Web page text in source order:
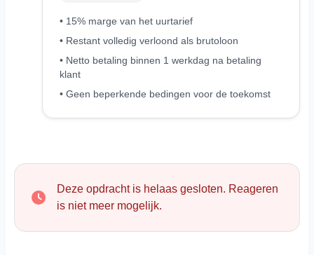
• 15% marge van het uurtarief
• Restant volledig verloond als brutoloon
• Netto betaling binnen 1 werkdag na betaling
klant
• Geen beperkende bedingen voor de toekomst
Deze opdracht is helaas gesloten. Reageren
is niet meer mogelijk.